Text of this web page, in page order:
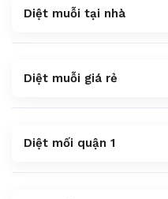
Diệt muỗi tại nhà
Diệt muỗi giá rẻ
Diệt mối quận 1